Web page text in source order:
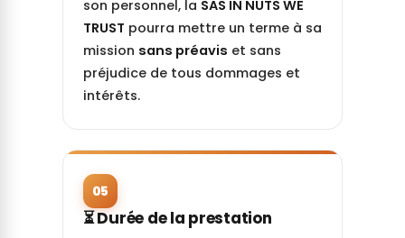
son personnel, la SAS IN NUTS WE
TRUST pourra mettre un terme à sa
mission sans préavis et sans
préjudice de tous dommages et
intérêts.
05
⏳ Durée de la prestation